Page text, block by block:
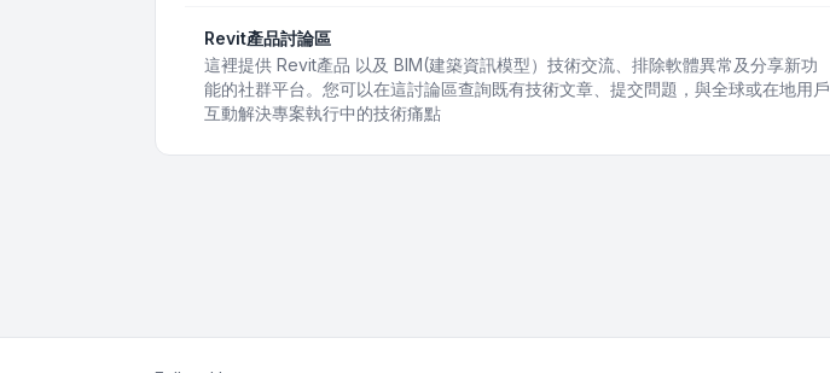
Revit產品討論區
這裡提供 Revit產品 以及 BIM(建築資訊模型）技術交流、排除軟體異常及分享新功
能的社群平台。您可以在這討論區查詢既有技術文章、提交問題，與全球或在地用戶
互動解決專案執行中的技術痛點